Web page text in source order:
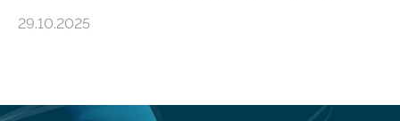
fünf Jahren erforschen, wie Bakterien auf
Insektenblume. Das Bundesministerium für Forschung,
29.10.2025